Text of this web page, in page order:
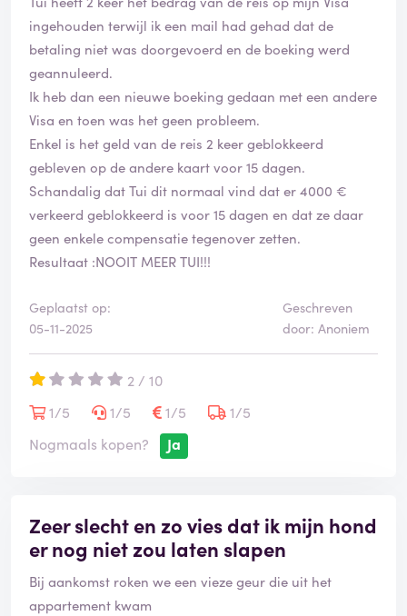
een eerlijke prijs zullen betalen."
De reactie van TUI, per e-mail van 5 november 2025, is:
"...Als de prijs voor een reis daalt nadat u die reis heeft
geboekt, kunt u daaraan helaas geen rechten ontlenen.
Dit staat ook vermeld in onze algemene voorwaarden.
De prijs die u heeft betaald was de geldende prijs op
het moment van uw boeking..."
De angst om bij een volgende boeking weer te veel te
betalen, wordt door TUI niet weggenomen.
website wil doen geloven, is zij niet in alle gevallen
bereid om met de klant te zoeken naar een oplossing.
Conclusie:
Vroegboeken loont bij TUI niet altijd.
'De laagste prijs garantie' geldt niet voor alle (vaste)
klanten.
ingehouden terwijl ik een mail had gehad dat de
betaling niet was doorgevoerd en de boeking werd
geannuleerd.
Ik heb dan een nieuwe boeking gedaan met een andere
Visa en toen was het geen probleem.
Enkel is het geld van de reis 2 keer geblokkeerd
gebleven op de andere kaart voor 15 dagen.
Schandalig dat Tui dit normaal vind dat er 4000 €
verkeerd geblokkeerd is voor 15 dagen en dat ze daar
geen enkele compensatie tegenover zetten.
Resultaat :NOOIT MEER TUI!!!
Geplaatst op:
05-11-2025
Geschreven
door: Anoniem
2 / 10
1/5
1/5 1/5
1/5
Nogmaals kopen?
Ja
Zeer slecht en zo vies dat ik mijn hond
er nog niet zou laten slapen
Bij aankomst roken we een vieze geur die uit het
appartement kwam